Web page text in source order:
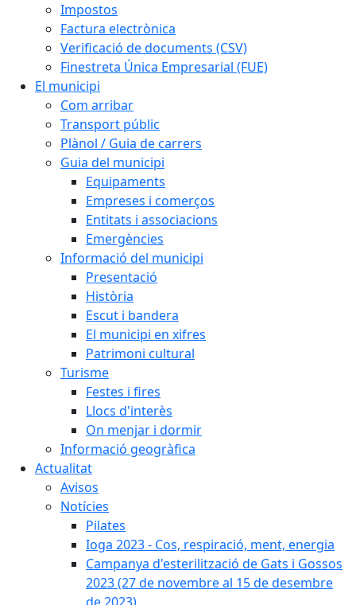
Impostos
Factura electrònica
Verificació de documents (CSV)
Finestreta Única Empresarial (FUE)
El municipi
Com arribar
Transport públic
Plànol / Guia de carrers
Guia del municipi
Equipaments
Empreses i comerços
Entitats i associacions
Emergències
Informació del municipi
Presentació
Història
Escut i bandera
El municipi en xifres
Patrimoni cultural
Turisme
Festes i fires
Llocs d'interès
On menjar i dormir
Informació geogràfica
Actualitat
Avisos
Notícies
Pilates
Ioga 2023 - Cos, respiració, ment, energia
Campanya d'esterilització de Gats i Gossos
2023 (27 de novembre al 15 de desembre